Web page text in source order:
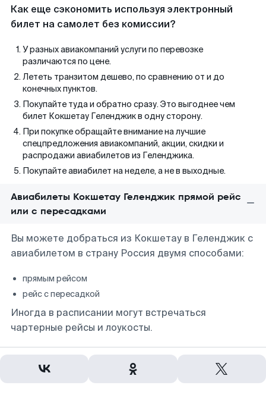
Как еще сэкономить используя электронный
билет на самолет без комиссии?
У разных авиакомпаний услуги по перевозке
различаются по цене.
Лететь транзитом дешево, по сравнению от и до
конечных пунктов.
Покупайте туда и обратно сразу. Это выгоднее чем
билет Кокшетау Геленджик в одну сторону.
При покупке обращайте внимание на лучшие
спецпредложения авиакомпаний, акции, скидки и
распродажи авиабилетов из Геленджика.
Покупайте авиабилет на неделе, а не в выходные.
Авиабилеты Кокшетау Геленджик прямой рейс
или с пересадками
Вы можете добраться из Кокшетау в Геленджик с
авиабилетом в страну Россия двумя способами:
прямым рейсом
рейс с пересадкой
Иногда в расписании могут встречаться
чартерные рейсы и лоукосты.